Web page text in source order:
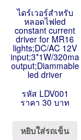
ไดร์เวอร์สำหรับ
หลอดไฟled
constant current
driver for MR16
lights;DC/AC 12V
input;3*1W/320ma
output;Diammable
led driver
รหัส LDV001
ราคา 30 บาท
หยิบใส่รถเข็น